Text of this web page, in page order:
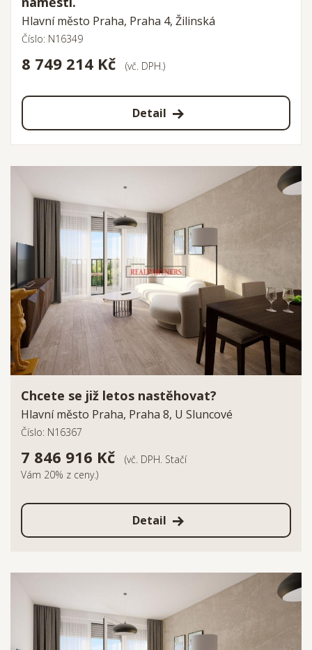
Hlavní město Praha, Praha 4, Žilinská
Číslo: N16349
8 749 214 Kč (vč. DPH.)
Detail
Chcete se již letos nastěhovat?
Hlavní město Praha, Praha 8, U Sluncové
Číslo: N16367
7 846 916 Kč
(vč. DPH. Stačí
Vám 20% z ceny.)
Detail